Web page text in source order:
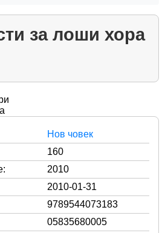
за лоши хора
Нов човек
160
2010
2010-01-31
9789544073183
05835680005